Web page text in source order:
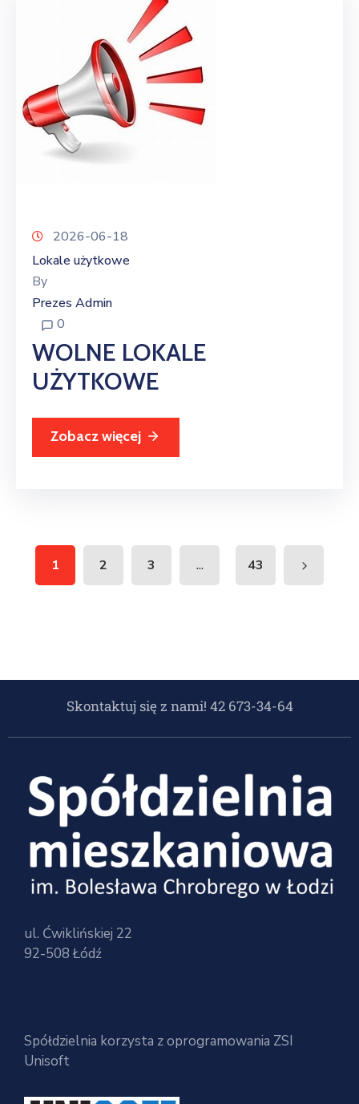
2026-06-18
Lokale użytkowe
By
Prezes Admin
0
WOLNE LOKALE
UŻYTKOWE
Zobacz więcej
1 2 3 ... 43
Skontaktuj się z nami! 42 673-34-64
ul. Ćwiklińskiej 22
92-508 Łódź
Spółdzielnia korzysta z oprogramowania ZSI
Unisoft